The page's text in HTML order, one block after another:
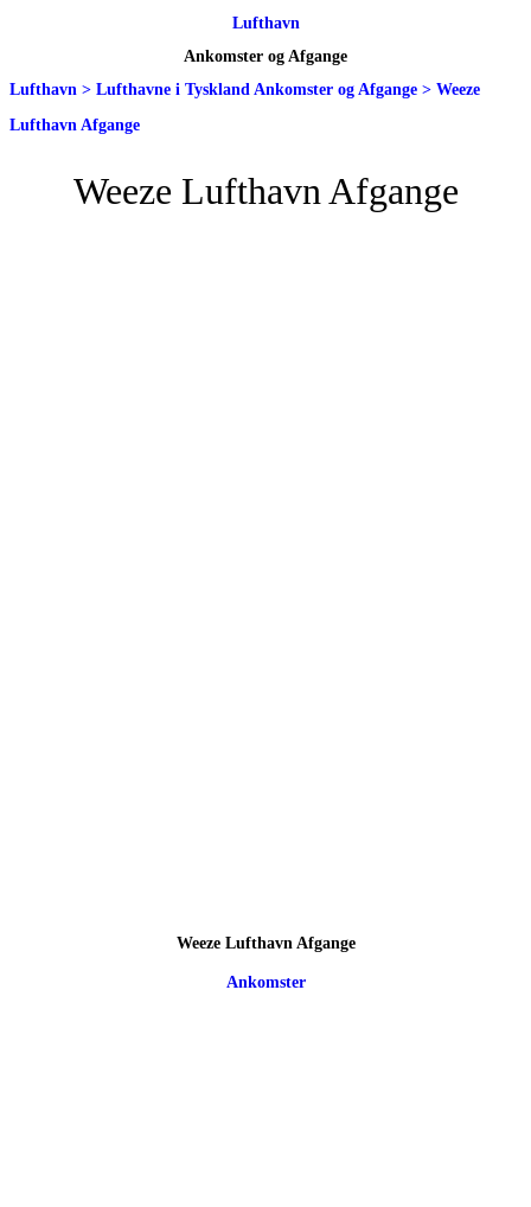
Lufthavn
Ankomster og Afgange
Lufthavn > Lufthavne i Tyskland Ankomster og Afgange > Weeze
Lufthavn Afgange
Weeze Lufthavn Afgange
Weeze Lufthavn Afgange
Ankomster